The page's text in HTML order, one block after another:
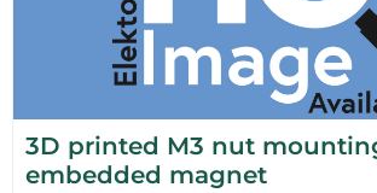
3D printed M3 nut
embedded magnet